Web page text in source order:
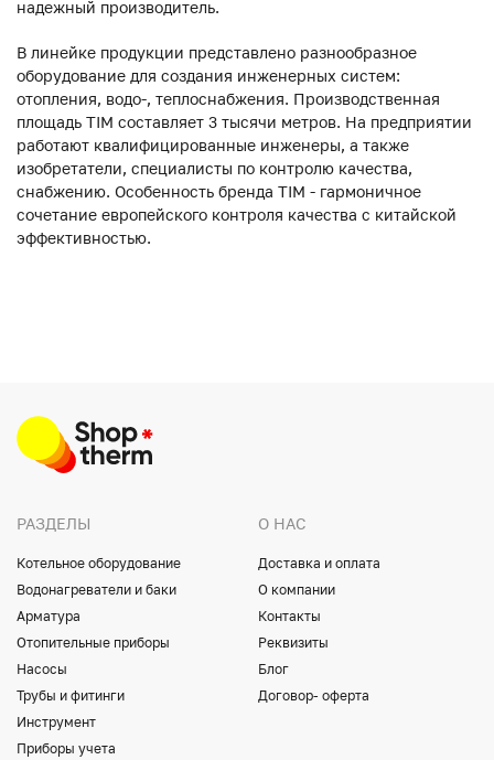
надежный производитель.
В линейке продукции представлено разнообразное
оборудование для создания инженерных систем:
отопления, водо-, теплоснабжения. Производственная
площадь TIM составляет 3 тысячи метров. На предприятии
работают квалифицированные инженеры, а также
изобретатели, специалисты по контролю качества,
снабжению. Особенность бренда TIM - гармоничное
сочетание европейского контроля качества с китайской
эффективностью.
РАЗДЕЛЫ
Котельное оборудование
Водонагреватели и баки
Арматура
Отопительные приборы
Насосы
Трубы и фитинги
Инструмент
Приборы учета
О НАС
Доставка и оплата
О компании
Контакты
Реквизиты
Блог
Договор- оферта